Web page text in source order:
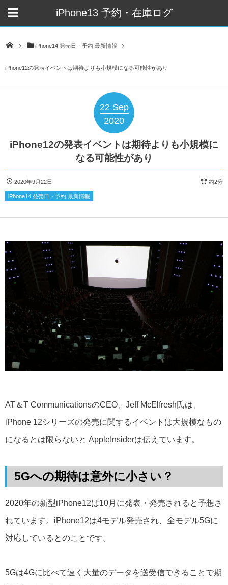
iPhone13 予約・在庫ログ
iPhone14 発売日・予約 最新情報
iPhone12の発表イベントは期待よりも小規模になる可能性があり
22 Sep
2020
iPhone12の発表イベントは期待よりも小規模に
なる可能性があり
2020年9月22日 約2分
iPhone14 発売日・予約 最新情報
AT＆T CommunicationsのCEO、Jeff McElfresh氏は、
iPhone 12シリーズの発売に関するイベントは大規模なもの
になるとは限らないと AppleInsiderは伝えています。
5Gへの期待は意外に小さい？
2020年の新型iPhone12は10月に発表・発売されると予想さ
れています。iPhone12は4モデル発売され、全モデル5Gに
対応しているとのことです。
5Gは4Gに比べて速く大量のデータを送受信できることで期